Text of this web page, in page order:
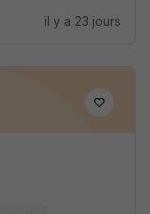
il y a 23 jours